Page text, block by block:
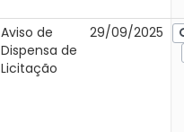
Aviso de
Dispensa de
Licitação
29/09/2025